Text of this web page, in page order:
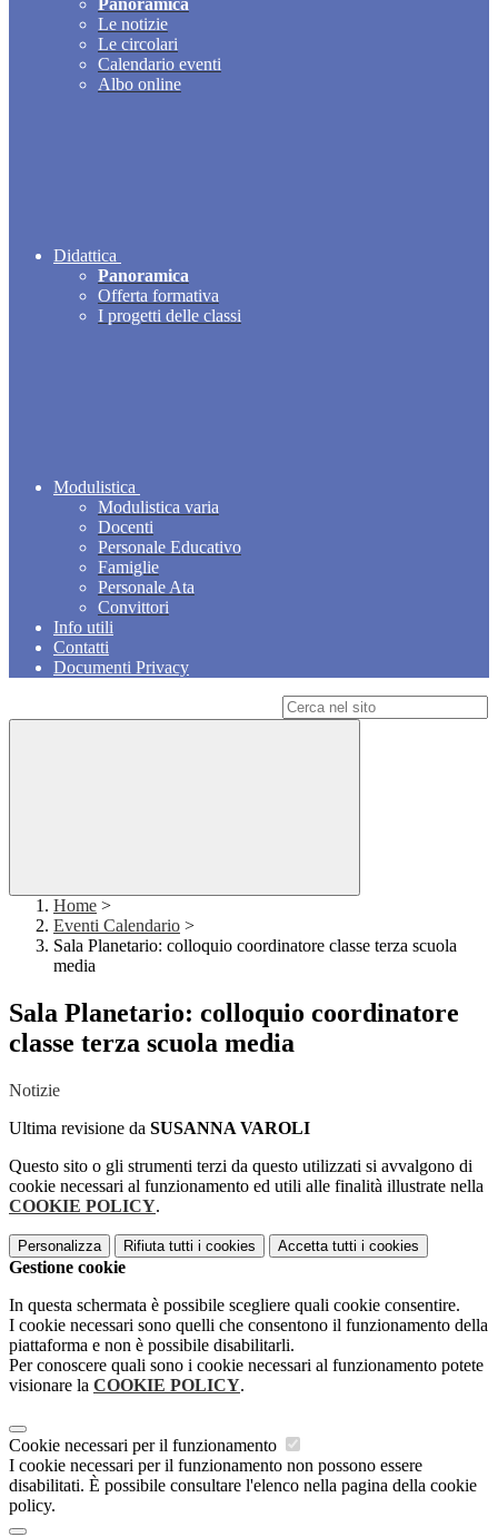
Panoramica
Le notizie
Le circolari
Calendario eventi
Albo online
Didattica
Panoramica
Offerta formativa
I progetti delle classi
Modulistica
Modulistica varia
Docenti
Personale Educativo
Famiglie
Personale Ata
Convittori
Info utili
Contatti
Documenti Privacy
Home >
Eventi Calendario >
Sala Planetario: colloquio coordinatore classe terza scuola
media
Sala Planetario: colloquio coordinatore
classe terza scuola media
Notizie
Ultima revisione da SUSANNA VAROLI
Questo sito o gli strumenti terzi da questo utilizzati si avvalgono di
cookie necessari al funzionamento ed utili alle finalità illustrate nella
COOKIE POLICY.
Personalizza Rifiuta tutti i cookies Accetta tutti i cookies
Gestione cookie
In questa schermata è possibile scegliere quali cookie consentire.
I cookie necessari sono quelli che consentono il funzionamento della
piattaforma e non è possibile disabilitarli.
Per conoscere quali sono i cookie necessari al funzionamento potete
visionare la COOKIE POLICY.
Cookie necessari per il funzionamento
I cookie necessari per il funzionamento non possono essere
disabilitati. È possibile consultare l'elenco nella pagina della cookie
policy.